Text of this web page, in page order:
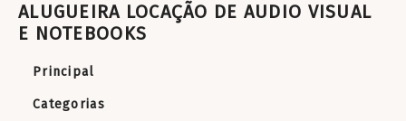
ALUGUEIRA LOCAÇÃO DE AUDIO VISUAL
E NOTEBOOKS
Principal
Categorias